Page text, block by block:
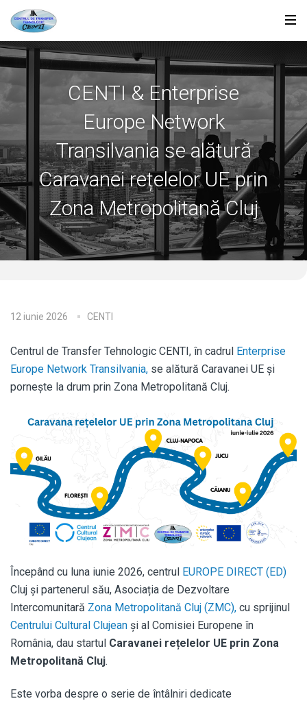
CENTI & Enterprise
Europe Network
Transilvania se alătură
Caravanei rețelelor UE prin
Zona Metropolitană Cluj
12 iunie 2026 CENTI
Centrul de Transfer Tehnologic CENTI, în cadrul Enterprise
Europe Network Transilvania, se alătură Caravanei UE și
pornește la drum prin Zona Metropolitană Cluj.
Începând cu luna iunie 2026, centrul EUROPE DIRECT (ED)
Cluj și partenerul său, Asociația de Dezvoltare
Intercomunitară Zona Metropolitană Cluj (ZMC), cu sprijinul
Centrului Cultural Clujean și al Comisiei Europene în
România, dau startul Caravanei rețelelor UE prin Zona
Metropolitană Cluj.
Este vorba despre o serie de întâlniri dedicate